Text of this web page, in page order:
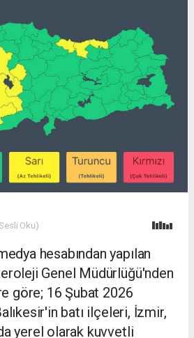
Oku)
hesabından yapılan
Genel Müdürlüğü'nden
göre; 16 Şubat 2026
batı ilçeleri, İzmir,
yerel olarak kuvvetli